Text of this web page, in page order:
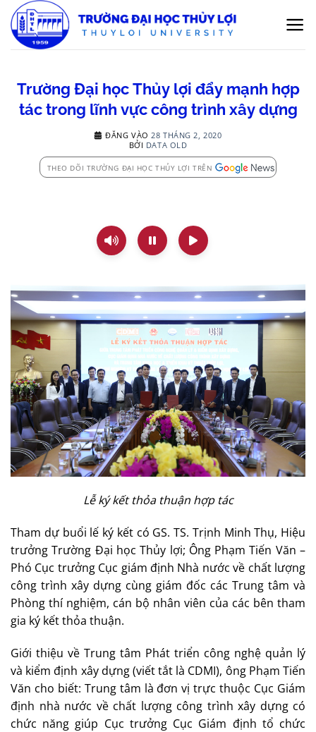
qua
nội
Trường Đại học Thủy lợi đẩy mạnh hợp
tác trong lĩnh vực công trình xây dựng
ĐĂNG VÀO 28 THÁNG 2, 2020
BỞI DATA OLD
THEO DÕI TRƯỜNG ĐẠI HỌC THỦY LỢI TRÊN
Lễ ký kết thỏa thuận hợp tác
Tham dự buổi lế ký kết có GS. TS. Trịnh Minh Thụ, Hiệu
trưởng Trường Đại học Thủy lợi; Ông Phạm Tiến Văn –
Phó Cục trưởng Cục giám định Nhà nước về chất lượng
công trình xây dựng cùng giám đốc các Trung tâm và
Phòng thí nghiệm, cán bộ nhân viên của các bên tham
gia ký kết thỏa thuận.
Giới thiệu về Trung tâm Phát triển công nghệ quản lý
và kiểm định xây dựng (viết tắt là CDMI), ông Phạm Tiến
Văn cho biết: Trung tâm là đơn vị trực thuộc Cục Giám
định nhà nước về chất lượng công trình xây dựng có
chức năng giúp Cục trưởng Cục Giám định tổ chức